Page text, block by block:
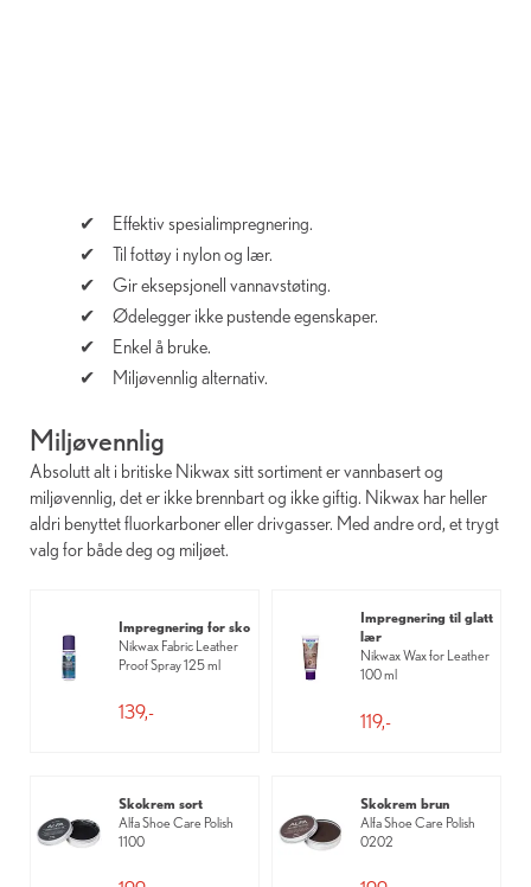
Effektiv spesialimpregnering.
Til fottøy i nylon og lær.
Gir eksepsjonell vannavstøting.
Ødelegger ikke pustende egenskaper.
Enkel å bruke.
Miljøvennlig alternativ.
Miljøvennlig
Absolutt alt i britiske Nikwax sitt sortiment er vannbasert og
miljøvennlig, det er ikke brennbart og ikke giftig. Nikwax har heller
aldri benyttet fluorkarboner eller drivgasser. Med andre ord, et trygt
valg for både deg og miljøet.
Impregnering for sko
Nikwax Fabric Leather
Proof Spray 125 ml
139,-
Impregnering til glatt
lær
Nikwax Wax for Leather
100 ml
119,-
Skokrem sort
Alfa Shoe Care Polish
1100
Skokrem brun
Alfa Shoe Care Polish
0202